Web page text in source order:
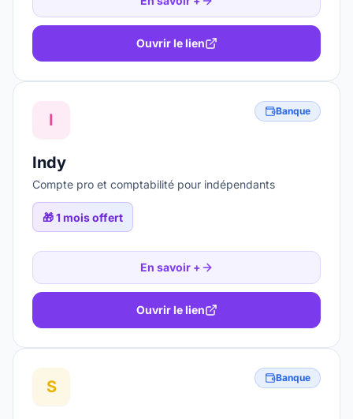
Ouvrir le lien
I Banque
Indy
Compte pro et comptabilité pour indépendants
🎁1 mois offert
En savoir +
Ouvrir le lien
S Banque